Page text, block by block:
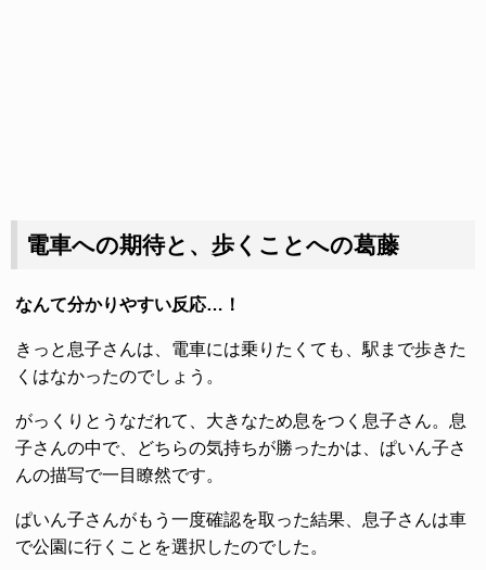
電車への期待と、歩くことへの葛藤
なんて分かりやすい反応…！
きっと息子さんは、電車には乗りたくても、駅まで歩きた
くはなかったのでしょう。
がっくりとうなだれて、大きなため息をつく息子さん。息
子さんの中で、どちらの気持ちが勝ったかは、ぱいん子さ
んの描写で一目瞭然です。
ぱいん子さんがもう一度確認を取った結果、息子さんは車
で公園に行くことを選択したのでした。